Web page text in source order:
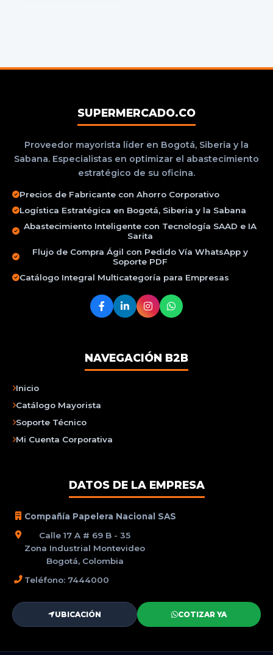
SUPERMERCADO.CO
Proveedor mayorista líder en Bogotá, Siberia y la
Sabana. Especialistas en optimizar el abastecimiento
estratégico de su oficina.
Precios de Fabricante con Ahorro Corporativo
Logística Estratégica en Bogotá, Siberia y la Sabana
Abastecimiento Inteligente con Tecnología SAAD e IA
Sarita
Flujo de Compra Ágil con Pedido Vía WhatsApp y
Soporte PDF
Catálogo Integral Multicategoría para Empresas
NAVEGACIÓN B2B
Inicio
Catálogo Mayorista
Soporte Técnico
Mi Cuenta Corporativa
DATOS DE LA EMPRESA
Compañía Papelera Nacional SAS
Calle 17 A # 69 B - 35
Zona Industrial Montevideo
Bogotá, Colombia
Teléfono: 7444000
UBICACIÓN COTIZAR YA